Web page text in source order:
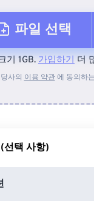
파일 선택
장치에서
Google 드라이브
기 1GB. 가입하기 더
사의 이용 약관에 동의하
선택 사항)